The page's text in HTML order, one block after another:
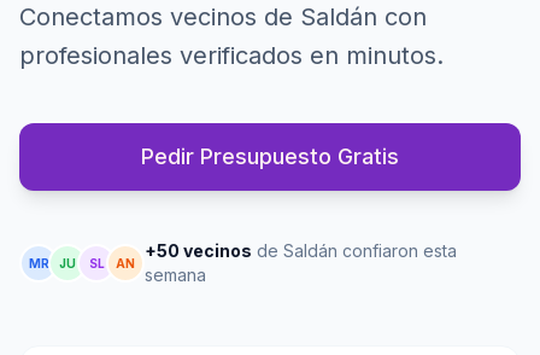
Conectamos vecinos de Saldán con
profesionales verificados en minutos.
Pedir Presupuesto Gratis
MR JU SL AN
+50 vecinos de Saldán confiaron esta
semana